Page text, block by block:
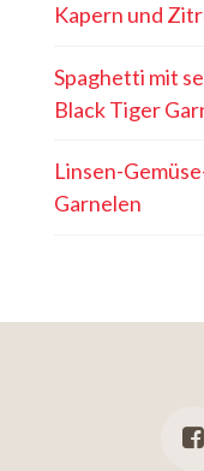
Kapern und
Spaghetti mit
Black Tiger
Linsen-
Garnelen